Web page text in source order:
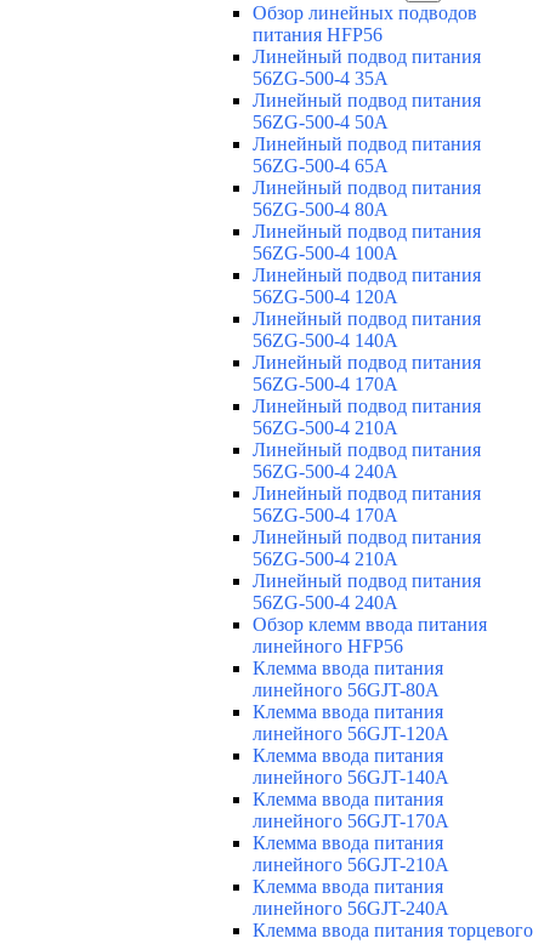
Обзор линейных подводов
питания HFP56
Линейный подвод питания
56ZG-500-4 35A
Линейный подвод питания
56ZG-500-4 50A
Линейный подвод питания
56ZG-500-4 65A
Линейный подвод питания
56ZG-500-4 80A
Линейный подвод питания
56ZG-500-4 100A
Линейный подвод питания
56ZG-500-4 120A
Линейный подвод питания
56ZG-500-4 140A
Линейный подвод питания
56ZG-500-4 170A
Линейный подвод питания
56ZG-500-4 210A
Линейный подвод питания
56ZG-500-4 240A
Линейный подвод питания
56ZG-500-4 170A
Линейный подвод питания
56ZG-500-4 210A
Линейный подвод питания
56ZG-500-4 240A
Обзор клемм ввода питания
линейного HFP56
Клемма ввода питания
линейного 56GJT-80A
Клемма ввода питания
линейного 56GJT-120A
Клемма ввода питания
линейного 56GJT-140A
Клемма ввода питания
линейного 56GJT-170A
Клемма ввода питания
линейного 56GJT-210A
Клемма ввода питания
линейного 56GJT-240A
Клемма ввода питания торцевого